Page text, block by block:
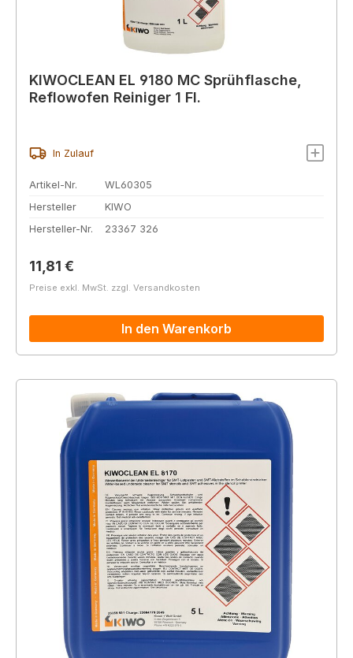
KIWOCLEAN EL 9180 MC Sprühflasche,
Reflowofen Reiniger 1 Fl.
In Zulauf
Artikel-Nr.
WL60305
Hersteller
KIWO
Hersteller-Nr.
23367 326
Regulärer Preis:
11,81 €
Preise exkl. MwSt. zzgl. Versandkosten
In den Warenkorb